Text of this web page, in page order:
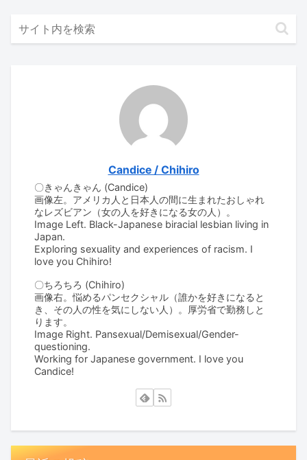
Candice / Chihiro
〇きゃんきゃん (Candice)
画像左。アメリカ人と日本人の間に生まれたおしゃれ
なレズビアン（女の人を好きになる女の人）。
Image Left. Black-Japanese biracial lesbian living in
Japan.
Exploring sexuality and experiences of racism. I
love you Chihiro!
〇ちろちろ (Chihiro)
画像右。悩めるパンセクシャル（誰かを好きになると
き、その人の性を気にしない人）。厚労省で勤務しと
ります。
Image Right. Pansexual/Demisexual/Gender-
questioning.
Working for Japanese government. I love you
Candice!